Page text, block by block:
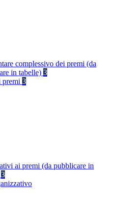
complessivo dei premi (da
in tabelle) 3
premi 3
ai premi (da pubblicare in
3